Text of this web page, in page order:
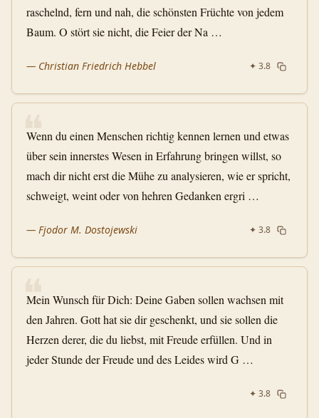
raschelnd, fern und nah, die schönsten Früchte von jedem
Baum. O stört sie nicht, die Feier der Na …
— Christian Friedrich Hebbel ✦ 3.8
❝
Wenn du einen Menschen richtig kennen lernen und etwas
über sein innerstes Wesen in Erfahrung bringen willst, so
mach dir nicht erst die Mühe zu analysieren, wie er spricht,
schweigt, weint oder von hehren Gedanken ergri …
— Fjodor M. Dostojewski ✦ 3.8
❝
Mein Wunsch für Dich: Deine Gaben sollen wachsen mit
den Jahren. Gott hat sie dir geschenkt, und sie sollen die
Herzen derer, die du liebst, mit Freude erfüllen. Und in
jeder Stunde der Freude und des Leides wird G …
✦ 3.8